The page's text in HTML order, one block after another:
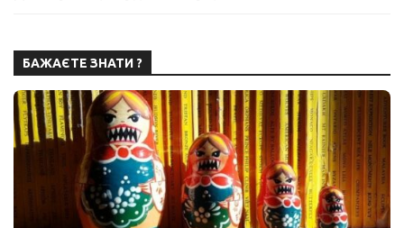
БАЖАЄТЕ ЗНАТИ ?